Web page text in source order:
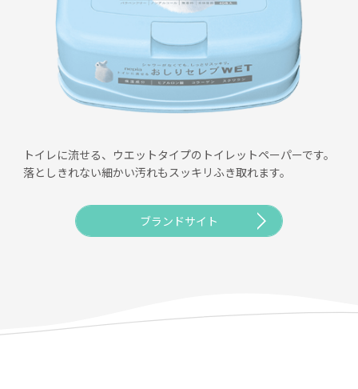
トイレに流せる、ウエットタイプのトイレットペーパーです。
落としきれない細かい汚れもスッキリふき取れます。
ブランドサイト